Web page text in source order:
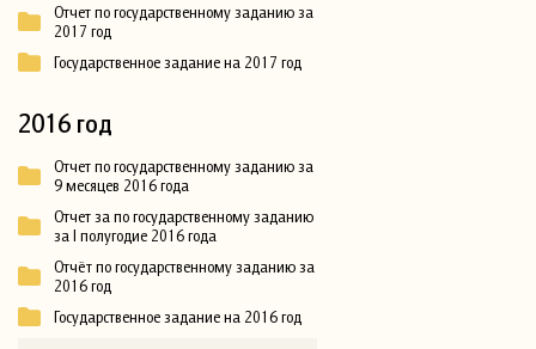
Отчет по государственному заданию за
2017 год
Государственное задание на 2017 год
2016 год
Отчет по государственному заданию за
9 месяцев 2016 года
Отчет за по государственному заданию
за I полугодие 2016 года
Отчёт по государственному заданию за
2016 год
Государственное задание на 2016 год